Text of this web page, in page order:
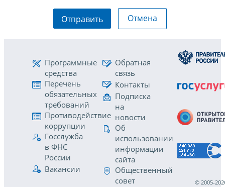
Отправить Отмена
Программные
средства
Перечень
обязательных
требований
Противодействие
коррупции
Госслужба
в ФНС
России
Вакансии
Обратная
связь
Контакты
Подписка
на
новости
Об
использовании
информации
сайта
Общественный
совет
© 2005-